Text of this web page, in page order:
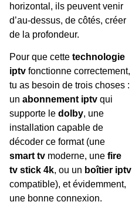
horizontal, ils peuvent venir
d’au-dessus, de côtés, créer
de la profondeur.
Pour que cette technologie
iptv fonctionne correctement,
tu as besoin de trois choses :
un abonnement iptv qui
supporte le dolby, une
installation capable de
décoder ce format (une
smart tv moderne, une fire
tv stick 4k, ou un boîtier iptv
compatible), et évidemment,
une bonne connexion.